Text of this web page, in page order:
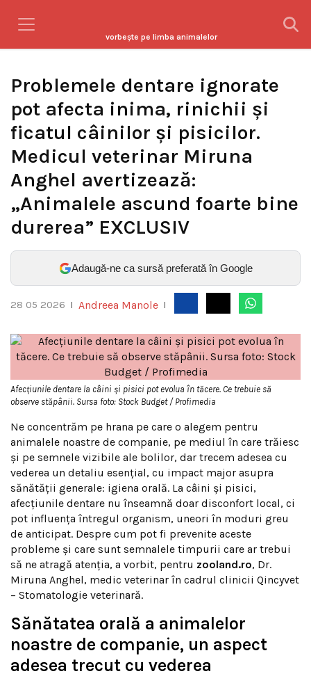
vorbeşte pe limba animalelor
Problemele dentare ignorate
pot afecta inima, rinichii și
ficatul câinilor și pisicilor.
Medicul veterinar Miruna
Anghel avertizează:
„Animalele ascund foarte bine
durerea” EXCLUSIV
Adaugă-ne ca sursă preferată în Google
28 05 2026 Andreea Manole
Afecțiunile dentare la câini și pisici pot evolua în tăcere. Ce trebuie să
observe stăpânii. Sursa foto: Stock Budget / Profimedia
Ne concentrăm pe hrana pe care o alegem pentru
animalele noastre de companie, pe mediul în care trăiesc
și pe semnele vizibile ale bolilor, dar trecem adesea cu
vederea un detaliu esențial, cu impact major asupra
sănătății generale: igiena orală. La câini și pisici,
afecțiunile dentare nu înseamnă doar disconfort local, ci
pot influența întregul organism, uneori în moduri greu
de anticipat. Despre cum pot fi prevenite aceste
probleme și care sunt semnalele timpurii care ar trebui
să ne atragă atenția, a vorbit, pentru zooland.ro, Dr.
Miruna Anghel, medic veterinar în cadrul clinicii Qincyvet
– Stomatologie veterinară.
Sănătatea orală a animalelor
noastre de companie, un aspect
adesea trecut cu vederea